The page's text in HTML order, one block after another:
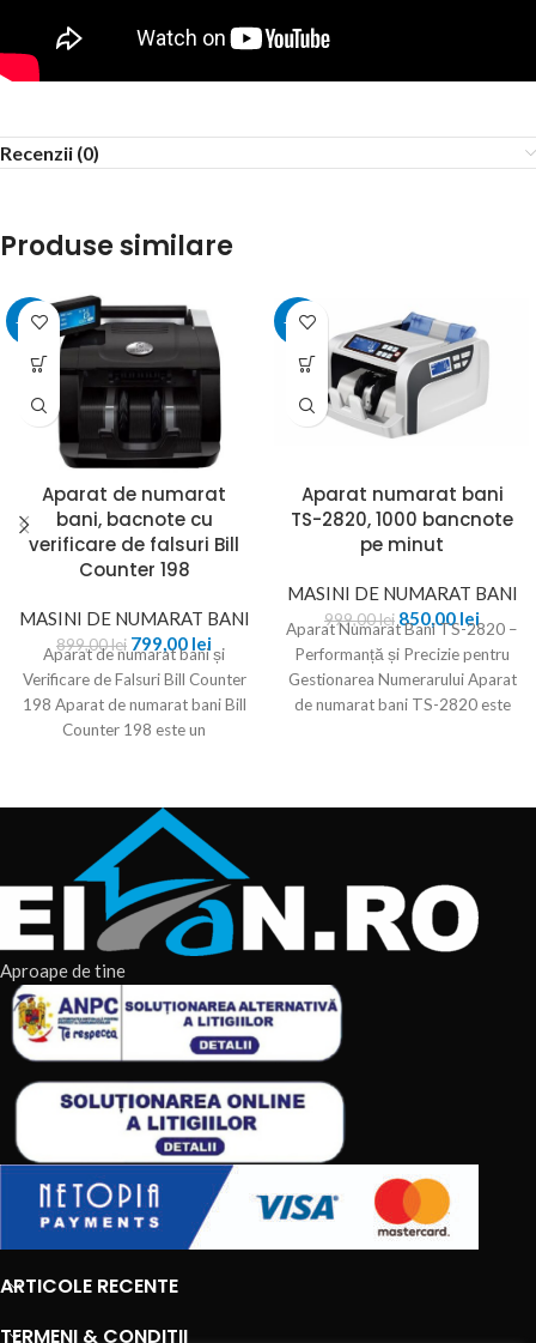
Recenzii (0)
Produse similare
-11%
Aparat de numarat
bani, bacnote cu
verificare de falsuri Bill
Counter 198
MASINI DE NUMARAT BANI
899,00lei 799,00 lei
Aparat de numarat bani și
Verificare de Falsuri Bill Counter
198 Aparat de numarat bani Bill
Counter 198 este un
-15%
Aparat numarat bani
TS-2820, 1000 bancnote
pe minut
MASINI DE NUMARAT BANI
999,00lei 850,00lei
Aparat Numarat Bani TS-2820 –
Performanță și Precizie pentru
Gestionarea Numerarului Aparat
de numarat bani TS-2820 este
Aproape de tine
ARTICOLE RECENTE
TERMENI & CONDITII